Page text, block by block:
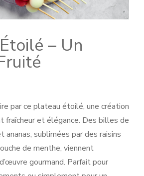
– Un
par ce plateau étoilé, une création
fraîcheur et élégance. Des billes de
ananas, sublimées par des raisins
de menthe, viennent
gourmand. Parfait pour